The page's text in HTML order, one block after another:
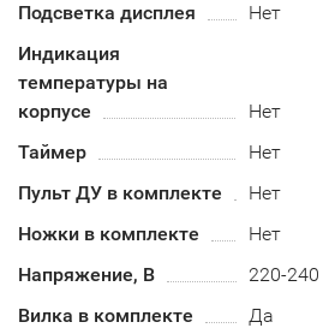
Подсветка дисплея
Нет
Индикация
температуры на
корпусе
Нет
Таймер
Нет
Пульт ДУ в комплекте
Нет
Ножки в комплекте
Нет
Напряжение, В
220-240
Вилка в комплекте
Да